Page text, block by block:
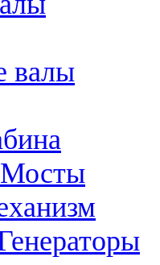
валы
Мосты